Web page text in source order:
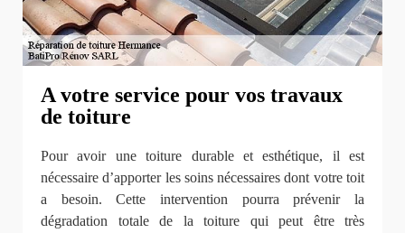
A votre service pour vos travaux
de toiture
Pour avoir une toiture durable et esthétique, il est
nécessaire d’apporter les soins nécessaires dont votre toit
a besoin. Cette intervention pourra prévenir la
dégradation totale de la toiture qui peut être très